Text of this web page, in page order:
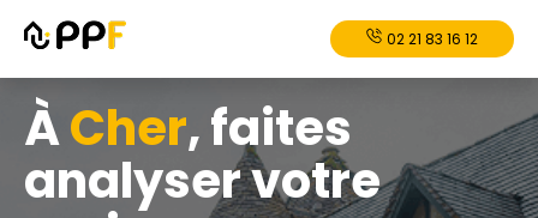
02 21 83 16 12
ÀCher, faites
analyser votre